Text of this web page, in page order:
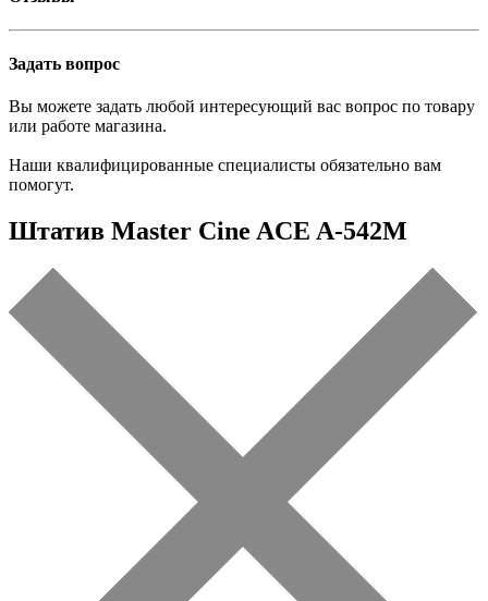
Задать вопрос
Вы можете задать любой интересующий вас вопрос по товару
или работе магазина.
Наши квалифицированные специалисты обязательно вам
помогут.
Штатив Master Cine ACE A-542M